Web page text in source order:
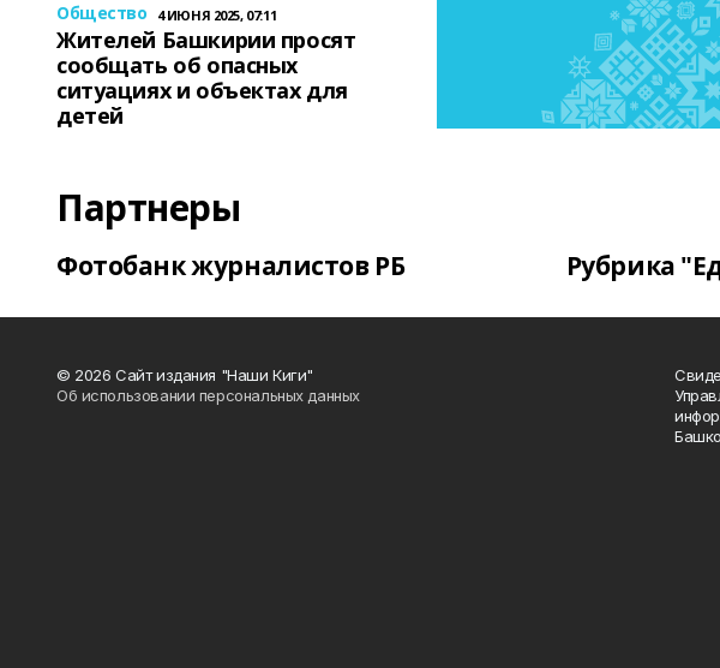
Общество 4 ИЮНЯ 2025, 07:11
Жителей Башкирии просят
сообщать об опасных
ситуациях и объектах для
детей
Партнеры
Фотобанк журналистов РБ Рубрика
© 2026 Сайт издания "Наши Киги"
Об использовании персональных данных